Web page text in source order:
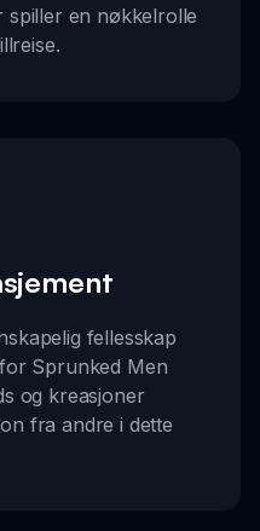
spiller en nøkkelrolle
fellesskap
Sprunked Men
og kreasjoner
fra andre i dette